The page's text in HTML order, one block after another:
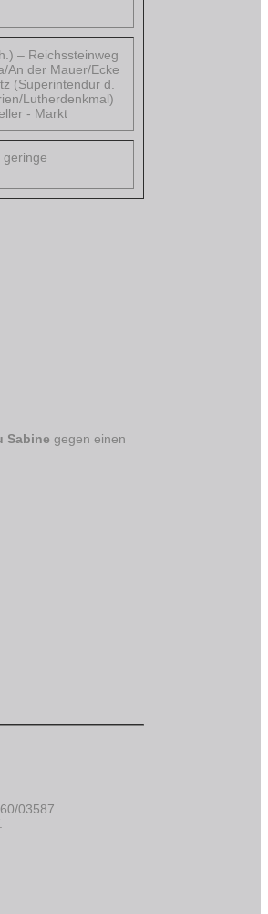
– Reichssteinweg
An der Mauer/Ecke
(Superintendur d.
Lutherdenkmal)
- Markt
geringe
Sabine gegen einen
03587